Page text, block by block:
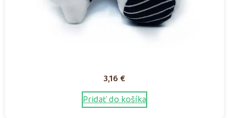
3,16 €
Pridať do košíka